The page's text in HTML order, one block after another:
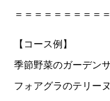
＝＝＝＝＝＝＝＝＝
【コース例】
季節野菜のガーデン
フォアグラのテリーヌ